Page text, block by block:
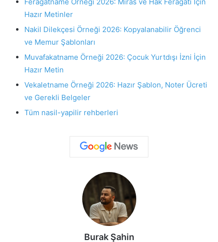
Hazır Metinler
Nakil Dilekçesi Örneği 2026: Kopyalanabilir Öğrenci
ve Memur Şablonları
Muvafakatname Örneği 2026: Çocuk Yurtdışı İzni İçin
Hazır Metin
Vekaletname Örneği 2026: Hazır Şablon, Noter Ücreti
ve Gerekli Belgeler
Tüm nasil-yapilir rehberleri
Burak Şahin